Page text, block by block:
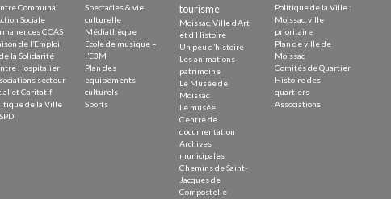
durable
Communal
Sociale
CCAS
de l’Emploi
la Solidarité
Hospitalier
secteur
et Caritatif
de la Ville
Spectacles & vie
culturelle
Médiathèque
Ecole de musique –
l’E3M
Plan des
equipements
culturels
Sports
tourisme
Moissac, Ville d’Art
et d’Histoire
Un peu d’histoire
Les animations
patrimoine
Le Musée de
Moissac
Le musée
Centre de
documentation
Archives
municipales
Chemins de Saint-
Jacques de
Compostelle
Politique de la Ville :
Moissac, ville
prioritaire
Plan de ville de
Moissac
Comités de Quartier
Histoire des
quartiers
Associations